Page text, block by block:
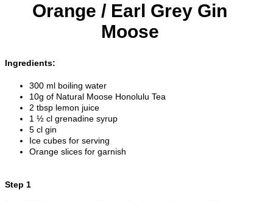
Orange / Earl Grey Gin
Moose
Ingredients:
300 ml boiling water
10g of Natural Moose Honolulu Tea
2 tbsp lemon juice
1 ½ cl grenadine syrup
5 cl gin
Ice cubes for serving
Orange slices for garnish
Step 1